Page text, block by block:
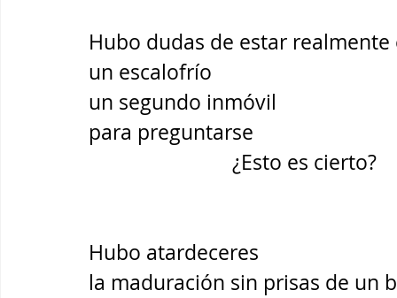
Hubo dudas de estar
un escalofrío
un segundo inmóvil
para preguntarse
                           ¿Esto es cierto?
Hubo atardeceres
la maduración sin prisas de un